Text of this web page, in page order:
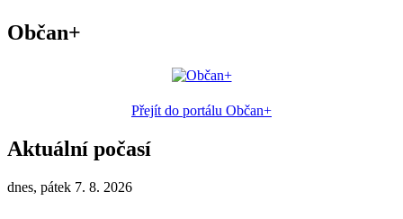
Občan+
Přejít do portálu Občan+
Aktuální počasí
dnes, pátek 7. 8. 2026